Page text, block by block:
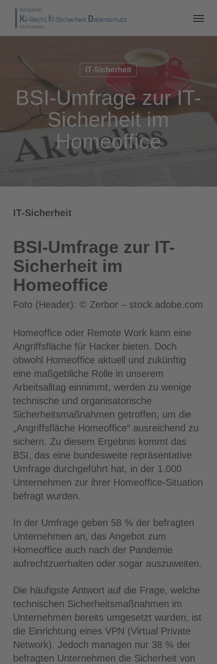
IT-Sicherheit
BSI-Umfrage zur IT-
Sicherheit im
Homeoffice
IT-Sicherheit
BSI-Umfrage zur IT-
Sicherheit im
Homeoffice
Foto (Header): © Zerbor – stock.adobe.com
Homeoffice oder Remote Work kann eine
Angriffsfläche für Hacker bieten. Doch
obwohl Homeoffice aktuell und zukünftig
eine maßgebliche Rolle in unserem
Arbeitsalltag einnimmt, werden zu wenige
technische und organisatorische
Sicherheitsmaßnahmen getroffen, um die
„Angriffsfläche Homeoffice“ ausreichend zu
sichern. Zu diesem Ergebnis kommt das
BSI, das eine bundesweite repräsentative
Umfrage durchgeführt hat, in der 1.000
Unternehmen zur ihrer Homeoffice-Situation
befragt wurden.
In der Umfrage geben 58 % der befragten
Unternehmen an, das Angebot zum
Homeoffice auch nach der Pandemie
aufrechtzuerhalten oder sogar auszuweiten.
Die häufigste Antwort auf die Frage, welche
technischen Sicherheitsmaßnahmen im
Unternehmen bereits umgesetzt wurden, ist
die Einrichtung eines VPN (Virtual Private
Network). Jedoch managen nur 38 % der
befragten Unternehmen die Sicherheit von